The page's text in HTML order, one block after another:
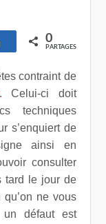
Partagez0
PARTAGES
contraint de
Celui-ci doit
techniques
s’enquiert de
ainsi en
consulter
tard le jour de
qu’on ne vous
défaut est